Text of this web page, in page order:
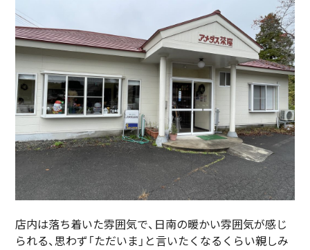
店内は落ち着いた雰囲気で、日南の暖かい雰囲気が感じ
られる、思わず「ただいま」と言いたくなるくらい親しみ